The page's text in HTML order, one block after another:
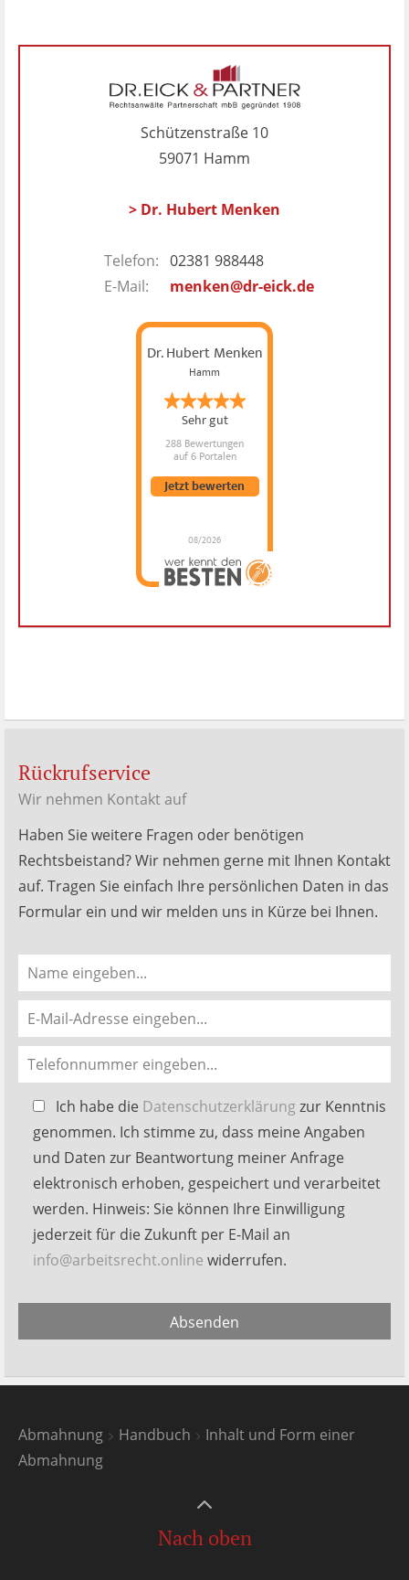
Schützenstraße 10
59071 Hamm
> Dr. Hubert Menken
Telefon: 02381 988448
E-Mail:
menken@dr-eick.de
Dr. Hubert Menken
Hamm
Sehr gut
288 Bewertungen
auf 6 Portalen
08/2026
Jetzt bewerten
Dr. Hubert Menken
hat4.88 von5
MenkenBewertungen
Rückrufservice
Wir nehmen Kontakt auf
Haben Sie weitere Fragen oder benötigen
Rechtsbeistand? Wir nehmen gerne mit Ihnen Kontakt
auf. Tragen Sie einfach Ihre persönlichen Daten in das
Formular ein und wir melden uns in Kürze bei Ihnen.
Bitte
lasse
dieses
Feld
leer.
Ich habe die Datenschutzerklärungzur Kenntnis
genommen. Ich stimme zu, dass meine Angaben
und Daten zur Beantwortung meiner Anfrage
elektronisch erhoben, gespeichert und verarbeitet
werden. Hinweis: Sie können Ihre Einwilligung
jederzeit für die Zukunft per E-Mail an
info@arbeitsrecht.online widerrufen.
Absenden
Abmahnung Handbuch
Inhalt und Form einer
Abmahnung
Nach oben